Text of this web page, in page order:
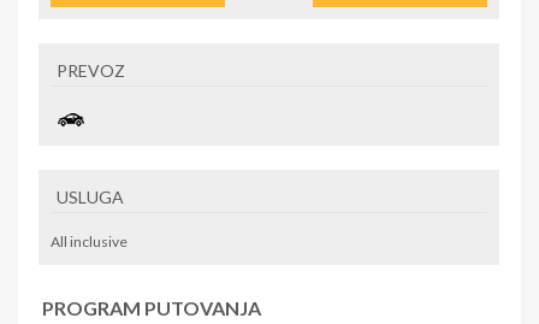
PREVOZ
USLUGA
All inclusive
PROGRAM PUTOVANJA